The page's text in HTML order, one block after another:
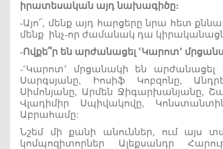
իրատեսական այդնախագիծը:
-Այո՜, մենք այդ հարցերը նրա հետ
մենք ինչ-որ ժամանակ դա
-Ովքե՞ր են արժանացել ՙԿարոտ՚
-ՙԿարոտ՚ մրցանակի են արժանացել
Սարգսյանը, Իոսիֆ Կոբզոնը,
Սիմոնյանը, Արմեն Ջիգարխանյանը,
Վլադիմիր Սպիվակովը,
Աբրահամը:
Նշեմ մի քանի անուններ, ում այս
կոմպոզիտորներ Ալեքսանդր